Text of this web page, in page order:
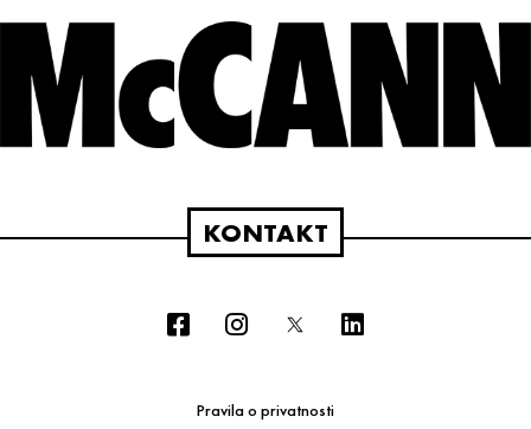
KONTAKT
Pravila o privatnosti